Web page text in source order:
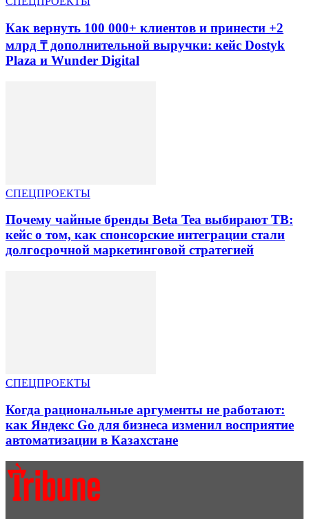
Как вернуть 100 000+ клиентов и принести +2
млрд ₸ дополнительной выручки: кейс Dostyk
Plaza и Wunder Digital
СПЕЦПРОЕКТЫ
Почему чайные бренды Beta Tea выбирают ТВ:
кейс о том, как спонсорские интеграции стали
долгосрочной маркетинговой стратегией
СПЕЦПРОЕКТЫ
Когда рациональные аргументы не работают:
как Яндекс Go для бизнеса изменил восприятие
автоматизации в Казахстане